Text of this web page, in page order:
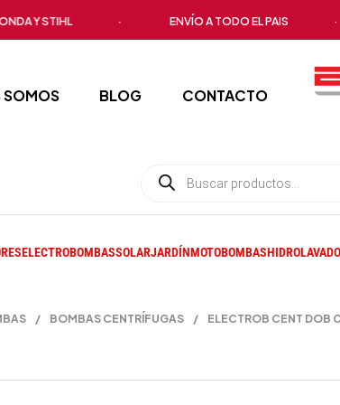
Y STIHL ENVÍO A TODO EL PAIS
SOMOS BLOG CONTACTO
ELECTROBOMBASSOLARJARDÍNMOTOBOMBAS
/ BOMBAS CENTRÍFUGAS / ELECTROB CENT DOB